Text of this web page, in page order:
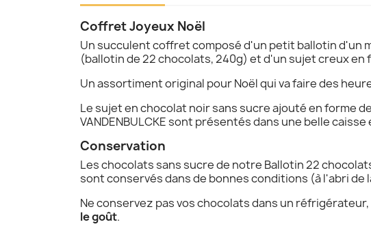
Coffret Joyeux Noël
Un succulent coffret composé d'un petit ballotin d'un
(ballotin de 22 chocolats, 240g) et d'un sujet creux en
Un assortiment original pour Noël qui va faire des
Le sujet en chocolat noir sans sucre ajouté en forme
VANDENBULCKE sont présentés dans une belle caisse
Conservation
Les chocolats sans sucre de notre Ballotin 22
sont conservés dans de bonnes conditions (à l'abri de
Ne conservez pas vos chocolats dans un
le goût.